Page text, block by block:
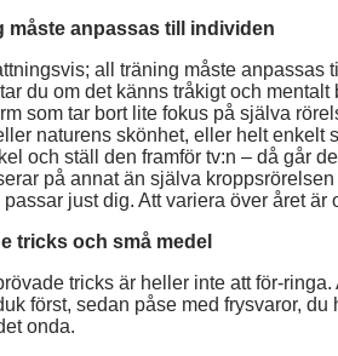
måste anpassas till individen
all träning måste anpassas
du om det känns tråkigt och
som tar bort lite fokus på själva
naturens skönhet, eller helt enkelt
och ställ den framför tv:n – då går
på annat än själva
passar just dig. Att variera över året
tricks och små medel
tricks är heller inte att för-
först, sedan påse med frysvaror,
onda.